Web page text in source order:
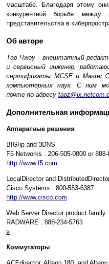
масштабе. Благодаря этому
конкурентной борьбе между
представительства в
Об авторе
Тао Чжоу - внештатный
и сервисный инженер,
сертификаты MCSE и Master
компьютерных наук. С ним
почте по адресу
Дополнительная
Аппаратные решения
BIG/ip and 3DNS
F5 Networks . 206-505-0800 or 888-
http://www.f5.com
LocalDirector and
Cisco Systems . 800-553-6387
http://www.cisco.com
Web Server Director product family
RADWARE . 888-234-5763
v
Коммутаторы